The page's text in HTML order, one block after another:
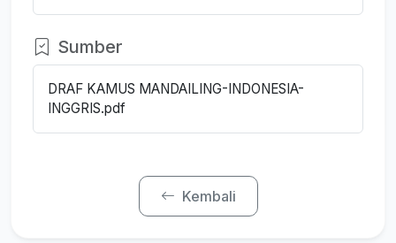
Sumber
DRAF KAMUS MANDAILING-INDONESIA-
INGGRIS.pdf
Kembali